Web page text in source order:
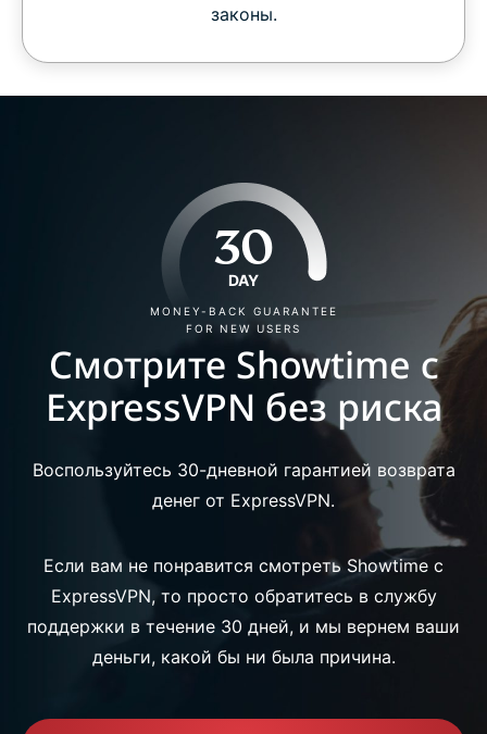
законы.
30
DAY
MONEY-BACK GUARANTEE
FOR NEW USERS
Смотрите Showtime с
ExpressVPN без риска
Воспользуйтесь 30-дневной гарантией возврата
денег от ExpressVPN.
Если вам не понравится смотреть Showtime с
ExpressVPN, то просто обратитесь в службу
поддержки в течение 30 дней, и мы вернем ваши
деньги, какой бы ни была причина.